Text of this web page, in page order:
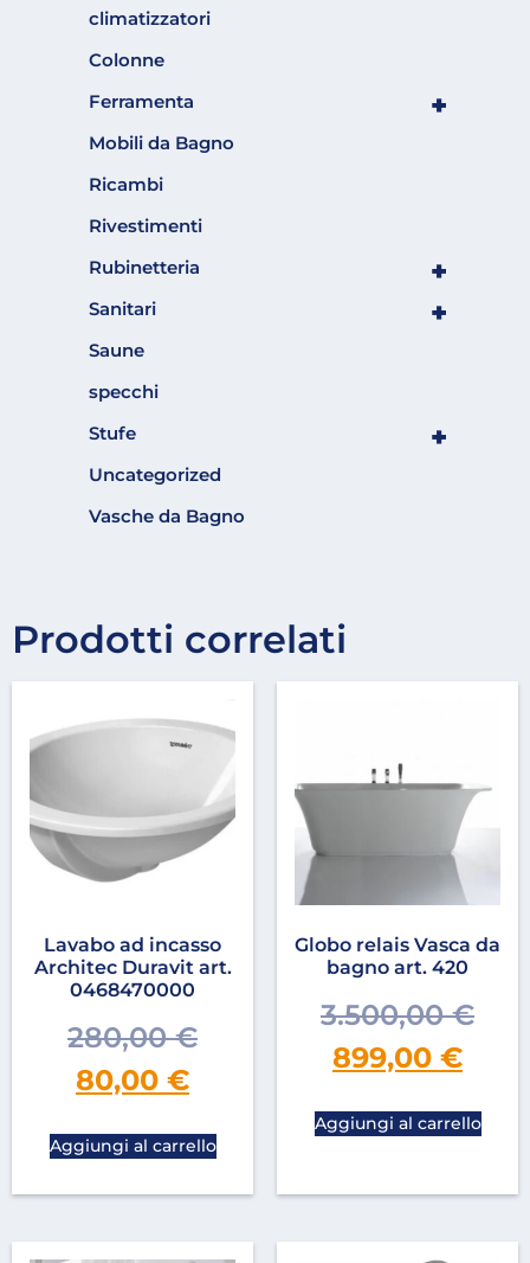
climatizzatori
Colonne
+
Ferramenta
Mobili da Bagno
Ricambi
Rivestimenti
+
Rubinetteria
+
Sanitari
Saune
specchi
+
Stufe
Uncategorized
Vasche da Bagno
Prodotti correlati
Lavabo ad incasso
Architec Duravit art.
0468470000
280,00€
80,00 €
Aggiungi al carrello
Globo relais Vasca da
bagno art. 420
3.500,00€
899,00 €
Aggiungi al carrello